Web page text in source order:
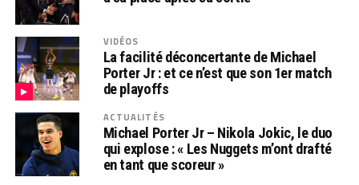
VIDÉOS
La facilité déconcertante de Michael
Porter Jr : et ce n’est que son 1er match
de playoffs
ACTUALITÉS
Michael Porter Jr – Nikola Jokic, le duo
qui explose : « Les Nuggets m’ont drafté
en tant que scoreur »